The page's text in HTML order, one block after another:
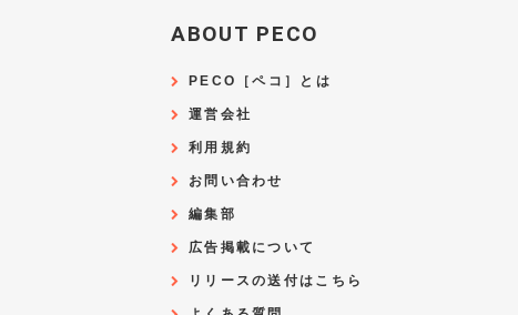
ABOUT PECO
PECO［ペコ］とは
運営会社
利用規約
お問い合わせ
編集部
広告掲載について
リリースの送付はこちら